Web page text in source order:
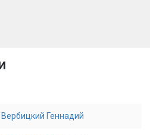
Вербицкий Геннадий